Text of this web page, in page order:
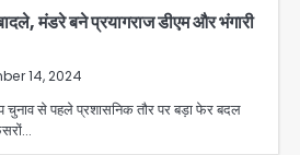
मंडरे बने प्रयागराज डीएम और भंगारी
14, 2024
से पहले प्रशासनिक तौर पर बड़ा फेर बदल
Movie Review: लोकेश कनगराज की
में कमजोर, लेकिन कहानी अधूरी रह
3 स्टार रेटिंग
Kumar
Hospital Noida: फेलिक्स